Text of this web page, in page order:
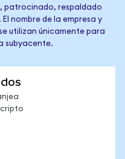
patrocinado, respaldado
nombre de la empresa y
utilizan únicamente para
subyacente.
cripto